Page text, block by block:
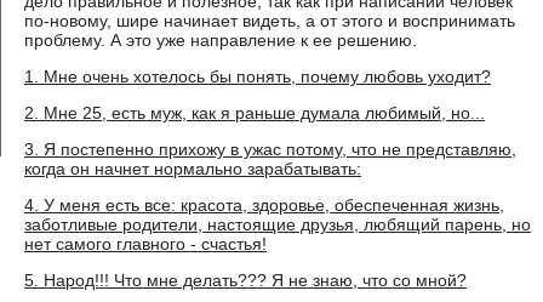
по-новому, шире начинает видеть, а от этого и воспринимать
проблему. А это уже направление к ее решению.
1. Мне очень хотелось бы понять, почему любовь уходит?
2. Мне 25, есть муж, как я раньше думала любимый, но...
3. Я постепенно прихожу в ужас потому, что не представляю,
когда он начнет нормально зарабатывать:
4. У меня есть все: красота, здоровье, обеспеченная жизнь,
заботливые родители, настоящие друзья, любящий парень, но
нет самого главного - счастья!
5. Народ!!! Что мне делать??? Я не знаю, что со мной?